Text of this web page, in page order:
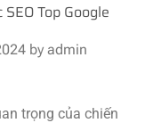
Top Google
by admin
trọng của chiến